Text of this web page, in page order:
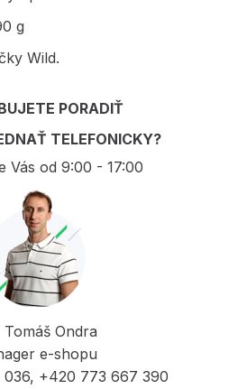
g
Wild.
PORADIŤ
TELEFONICKY?
Vás od 9:00 - 17:00
Tomáš Ondra
e-shopu
036, +420 773 667 390